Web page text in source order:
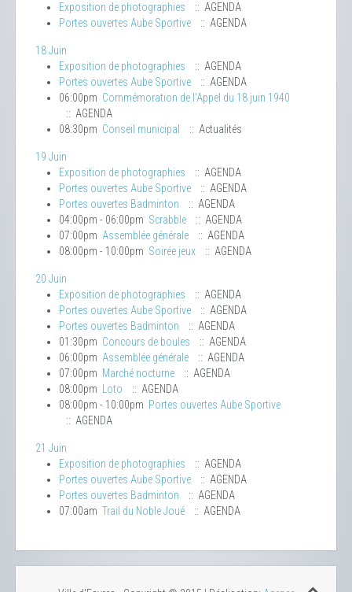
Exposition de photographies
:: AGENDA
Portes ouvertes Aube Sportive
:: AGENDA
18 Juin
Exposition de photographies
:: AGENDA
Portes ouvertes Aube Sportive
:: AGENDA
06:00pm Commémoration de l'Appel du 18 juin 1940
:: AGENDA
08:30pm Conseil municipal :: Actualités
19 Juin
Exposition de photographies
:: AGENDA
Portes ouvertes Aube Sportive
:: AGENDA
Portes ouvertes Badminton
:: AGENDA
04:00pm - 06:00pm Scrabble
:: AGENDA
07:00pm Assemblée générale
:: AGENDA
08:00pm - 10:00pm Soirée jeux :: AGENDA
20 Juin
Exposition de photographies
:: AGENDA
Portes ouvertes Aube Sportive
:: AGENDA
Portes ouvertes Badminton
:: AGENDA
01:30pm Concours de boules
:: AGENDA
06:00pm Assemblée générale
:: AGENDA
07:00pm Marché nocturne
:: AGENDA
08:00pm Loto
:: AGENDA
08:00pm - 10:00pm Portes ouvertes Aube Sportive
:: AGENDA
21 Juin
Exposition de photographies
:: AGENDA
Portes ouvertes Aube Sportive
:: AGENDA
Portes ouvertes Badminton
:: AGENDA
07:00am Trail du Noble Joué :: AGENDA